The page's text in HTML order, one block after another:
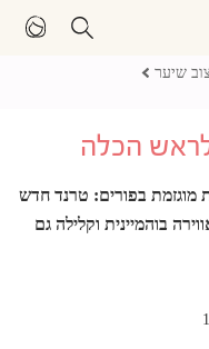
שיער
הכלה
מוגזמת בפורים: טרנד חדש
בוהמיינית וקלילה גם